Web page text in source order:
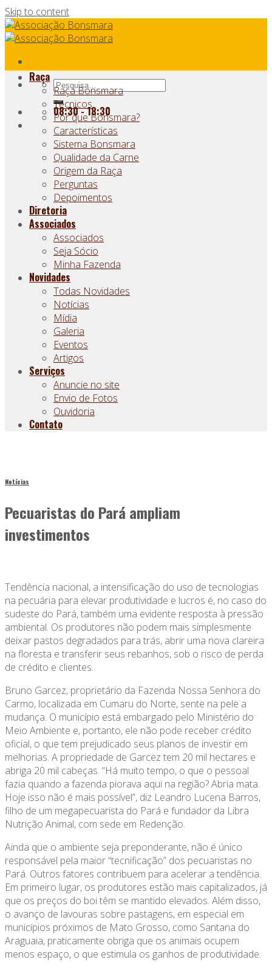
Skip to content
08:30 - 18:30
Raça
Raça Bonsmara
Técnicos
Por que Bonsmara?
Características
Sistema Bonsmara
Qualidade da Carne
Origem da Raça
Perguntas
Depoimentos
Diretoria
Associados
Associados
Seja Sócio
Minha Fazenda
Novidades
Todas Novidades
Notícias
Mídia
Galeria
Eventos
Artigos
Serviços
Anuncie no site
Envio de Fotos
Ouvidoria
Contato
Notícias
Pecuaristas do Pará ampliam
investimentos
Tendência nacional, a intensificação do uso de tecnologias
na pecuária para elevar produtividade e lucros é, no caso do
sudeste do Pará, também uma evidente resposta à pressão
ambiental. Os produtores não podem mais simplesmente
deixar pastos degradados para trás, abrir uma nova clareira
na floresta e transferir seus rebanhos, sob o risco de perda
de crédito e clientes.
Bruno Garcez, proprietário da Fazenda Nossa Senhora do
Carmo, localizada em Cumaru do Norte, sente na pele a
mudança. O município está embargado pelo Ministério do
Meio Ambiente e, portanto, ele não pode receber crédito
oficial, o que tem prejudicado seus planos de investir em
melhorias. A propriedade de Garcez tem 20 mil hectares e
abriga 20 mil cabeças. “Há muito tempo, o que o pessoal
fazia quando a fazenda piorava aqui na região? Abria mata.
Hoje isso não é mais possível”, diz Leandro Lucena Barros,
filho de um megapecuarista do Pará e fundador da Libra
Nutrição Animal, com sede em Redenção.
Ainda que o ambiente seja preponderante, não é único
responsável pela maior “tecnificação” dos pecuaristas no
Pará. Outros fatores contribuem para acelerar a tendência.
Em primeiro lugar, os produtores estão mais capitalizados, já
que os preços do boi têm se mantido elevados. Além disso,
o avanço de lavouras sobre pastagens, em especial em
municípios próximos de Mato Grosso, como Santana do
Araguaia, praticamente obriga que os animais ocupem
menos espaço, o que estimula os ganhos de produtividade.